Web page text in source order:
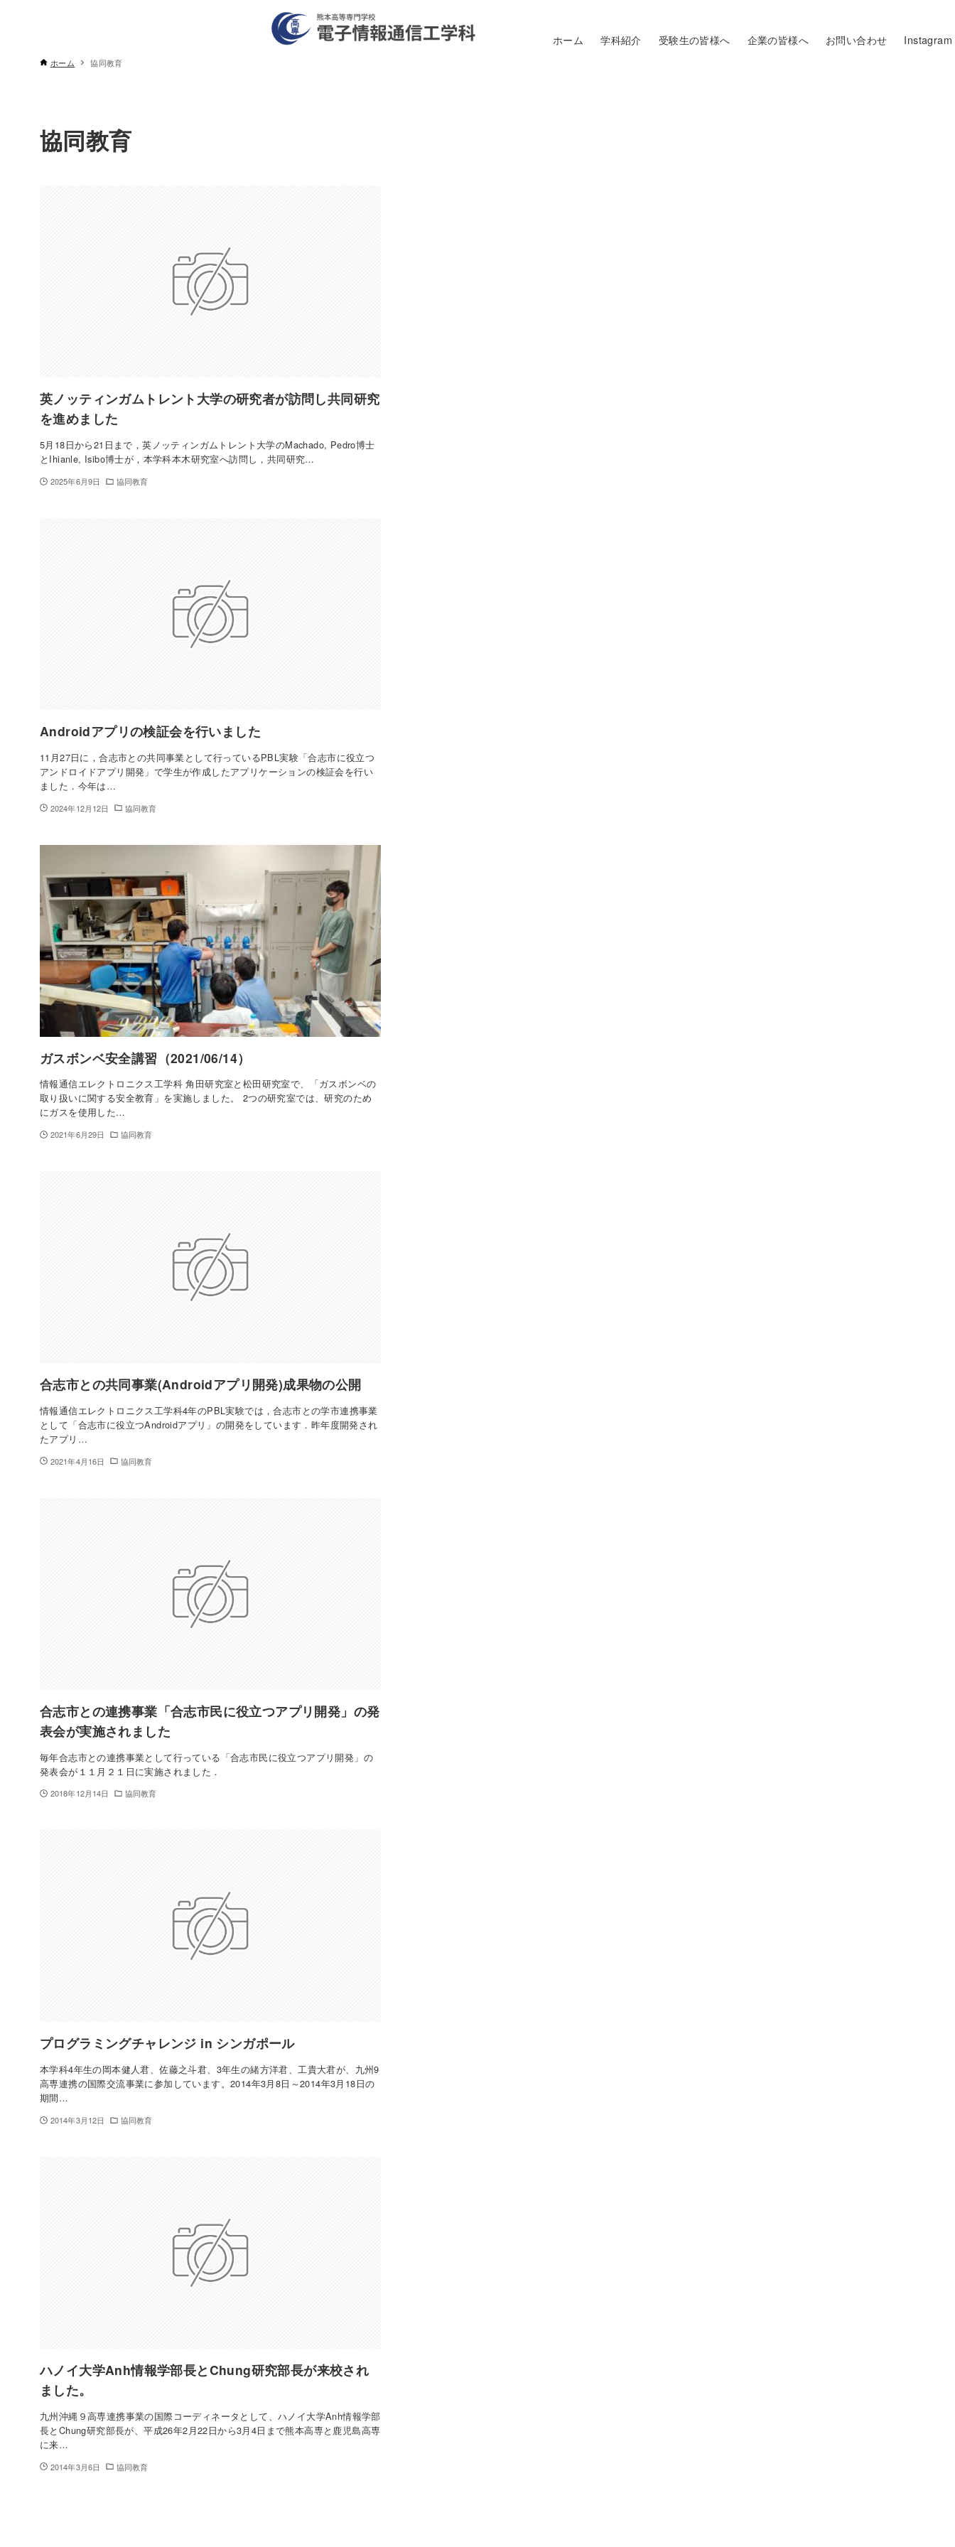
ホーム 学科紹介 受験生の皆様へ 企業の皆様へ お問い合わせ Instagram
ホーム 協同教育
協同教育
英ノッティンガムトレント大学の研究者が訪問し共同研究
を進めました
5月18日から21日まで，英ノッティンガムトレント大学のMachado, Pedro博士
とIhianle, Isibo博士が，本学科本木研究室へ訪問し，共同研究…
2025年6月9日 協同教育
Androidアプリの検証会を行いました
11月27日に，合志市との共同事業として行っているPBL実験「合志市に役立つ
アンドロイドアプリ開発」で学生が作成したアプリケーションの検証会を行い
ました．今年は…
2024年12月12日 協同教育
ガスボンベ安全講習（2021/06/14）
情報通信エレクトロニクス工学科 角田研究室と松田研究室で、「ガスボンベの
取り扱いに関する安全教育」を実施しました。 2つの研究室では、研究のため
にガスを使用した…
2021年6月29日 協同教育
合志市との共同事業(Androidアプリ開発)成果物の公開
情報通信エレクトロニクス工学科4年のPBL実験では，合志市との学市連携事業
として「合志市に役立つAndroidアプリ」の開発をしています．昨年度開発され
たアプリ…
2021年4月16日 協同教育
合志市との連携事業「合志市民に役立つアプリ開発」の発
表会が実施されました
毎年合志市との連携事業として行っている「合志市民に役立つアプリ開発」の
発表会が１１月２１日に実施されました．
2018年12月14日 協同教育
プログラミングチャレンジ in シンガポール
本学科4年生の岡本健人君、佐藤之斗君、3年生の緒方洋君、工貴大君が、九州9
高専連携の国際交流事業に参加しています。2014年3月8日～2014年3月18日の
期間…
2014年3月12日 協同教育
ハノイ大学Anh情報学部長とChung研究部長が来校され
ました。
九州沖縄９高専連携事業の国際コーディネータとして、ハノイ大学Anh情報学部
長とChung研究部長が、平成26年2月22日から3月4日まで熊本高専と鹿児島高専
に来…
2014年3月6日 協同教育